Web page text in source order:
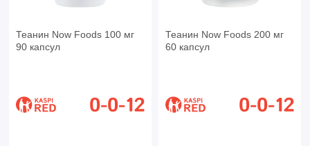
Теанин Now Foods 100 мг
90 капсул
Теанин Now Foods 200 мг
60 капсул